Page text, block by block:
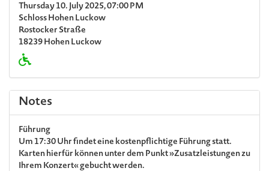
Thursday 10. July 2025, 07:00 PM
Schloss Hohen Luckow
Rostocker Straße
18239 Hohen Luckow
Notes
Führung
Um 17:30 Uhr findet eine kostenpflichtige Führung statt.
Karten hierfür können unter dem Punkt »Zusatzleistungen zu
Ihrem Konzert« gebucht werden.